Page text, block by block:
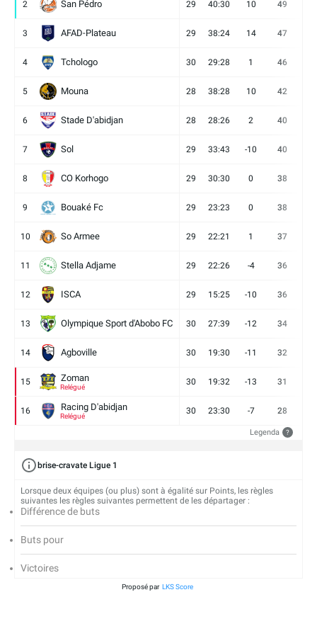
2 San Pédro 29 40:30 10 49
3 AFAD-Plateau 29 38:24 14 47
4 Tchologo 30 29:28 1 46
5 Mouna 28 38:28 10 42
6 Stade D'abidjan 28 28:26 2 40
7 Sol 29 33:43 -10 40
8 CO Korhogo 29 30:30 0 38
9 Bouaké Fc 29 23:23 0 38
10 So Armee 29 22:21 1 37
11 Stella Adjame 29 22:26 -4 36
12 ISCA 29 15:25 -10 36
13 Olympique Sport d'Abobo FC 30 27:39 -12 34
14 Agboville 30 19:30 -11 32
15 Zoman
Relégué
30 19:32 -13 31
16 Racing D'abidjan
Relégué
30 23:30 -7 28
Legenda ?
brise-cravate Ligue 1
Lorsque deux équipes (ou plus) sont à égalité sur Points, les règles
suivantes les règles suivantes permettent de les départager :
Différence de buts
Buts pour
Victoires
Proposé par LKS Score